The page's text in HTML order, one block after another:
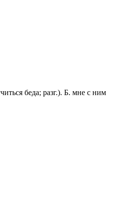
беда; разг.). Б. мне с ним